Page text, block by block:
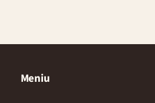
Meniu